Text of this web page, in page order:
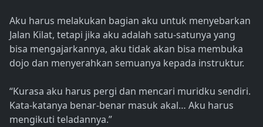
Aku harus melakukan bagian aku untuk menyebarkan
Jalan Kilat, tetapi jika aku adalah satu-satunya yang
bisa mengajarkannya, aku tidak akan bisa membuka
dojo dan menyerahkan semuanya kepada instruktur.
“Kurasa aku harus pergi dan mencari muridku sendiri.
Kata-katanya benar-benar masuk akal… Aku harus
mengikuti teladannya.”